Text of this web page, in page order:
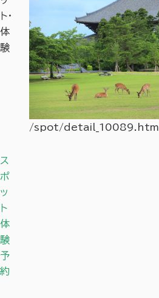
ト・
体
験
/spot/detail_10089.html
ス
ポ
ッ
ト
体
験
予
約